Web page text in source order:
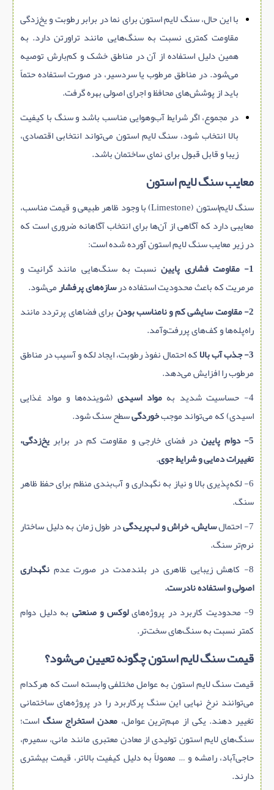
با این حال، سنگ لایم استون برای نما در برابر رطوبت و یخ‌زدگی
مقاومت کمتری نسبت به سنگ‌هایی مانند تراورتن دارد. به
همین دلیل استفاده از آن در مناطق خشک و کم‌بارش توصیه
می‌شود. در مناطق مرطوب یا سردسیر، در صورت استفاده حتماً
باید از پوشش‌های محافظ و اجرای اصولی بهره گرفت.
در مجموع، اگر شرایط آب‌وهوایی مناسب باشد و سنگ با کیفیت
بالا انتخاب شود، سنگ لایم استون می‌تواند انتخابی اقتصادی،
زیبا و قابل قبول برای نمای ساختمان باشد.
معایب سنگ لایم استون
سنگ لایم‌استون (Limestone) با وجود ظاهر طبیعی و قیمت مناسب،
معایبی دارد که آگاهی از آن‌ها برای انتخاب آگاهانه ضروری است که
در زیر معایب سنگ لایم استون آورده شده است:
1- مقاومت فشاری پایین
نسبت به سنگ‌هایی مانند گرانیت و
مرمریت که باعث محدودیت استفاده درسازه‌های پرفشارمی‌شود.
2- مقاومت سایشی کم و نامناسب بودن
برای فضاهای پرتردد مانند
راه‌پله‌ها و کف‌های پررفت‌وآمد.
3- جذب آب بالا
که احتمال نفوذ رطوبت، ایجاد لکه و آسیب در مناطق
مرطوب را افزایش می‌دهد.
4- حساسیت شدید به
مواد اسیدی (شوینده‌ها و مواد غذایی
اسیدی) که می‌تواند موجبخوردگیسطح سنگ شود.
5- دوام پایین
در فضای خارجی و مقاومت کم در برابریخ‌زدگی،
تغییرات دمایی و شرایط جوی.
6- لکه‌پذیری بالا و نیاز به نگهداری و آب‌بندی منظم برای حفظ ظاهر
سنگ.
7- احتمال
سایش، خراش و لب‌پریدگیدر طول زمان به دلیل ساختار
نرم‌تر سنگ.
8- کاهش زیبایی ظاهری در بلندمدت در صورت عدم
نگهداری
اصولی و استفاده نادرست.
9- محدودیت کاربرد در پروژه‌های
لوکس و صنعتی به دلیل دوام
کمتر نسبت به سنگ‌های سخت‌تر.
قیمت سنگ لایم‌ استون چگونه تعیین می‌شود؟
قیمت سنگ لایم‌ استون به عوامل مختلفی وابسته است که هرکدام
می‌توانند نرخ نهایی این سنگ پرکاربرد را در پروژه‌های ساختمانی
تغییر دهند. یکی از مهم‌ترین عوامل، معدن استخراج سنگ است؛
سنگ‌های لایم‌ استون تولیدی از معادن معتبری مانند مانی، سمیرم،
حاجی‌آباد، رامشه و … معمولاً به دلیل کیفیت بالاتر، قیمت بیشتری
دارند.